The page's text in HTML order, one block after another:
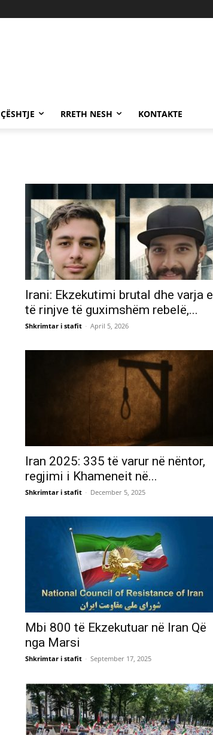
ÇËSHTJE RRETH NESH KONTAKTE
Irani: Ekzekutimi brutal dhe varja e
të rinjve të guximshëm rebelë,...
Shkrimtar i stafit - April 5, 2026
Iran 2025: 335 të varur në nëntor,
regjimi i Khameneit në...
Shkrimtar i stafit - December 5, 2025
Mbi 800 të Ekzekutuar në Iran Që
nga Marsi
Shkrimtar i stafit - September 17, 2025